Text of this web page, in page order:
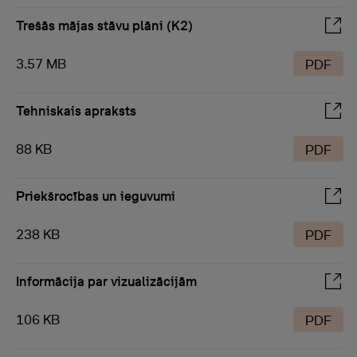
Trešās mājas stāvu plāni (K2)
3.57 MB PDF
Tehniskais apraksts
88 KB PDF
Priekšrocības un ieguvumi
238 KB PDF
Informācija par vizualizācijām
106 KB PDF